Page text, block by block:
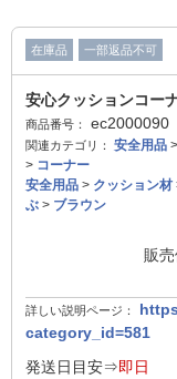
在庫品 一部返品不可
安心クッションコー
商品番号： ec2000090
関連カテゴリ： 安全用品 >
> コーナー
安全用品 > クッション材
ぶ > ブラウン
販売
詳しい説明ページ：
category_id=581
発送日目安⇒即日